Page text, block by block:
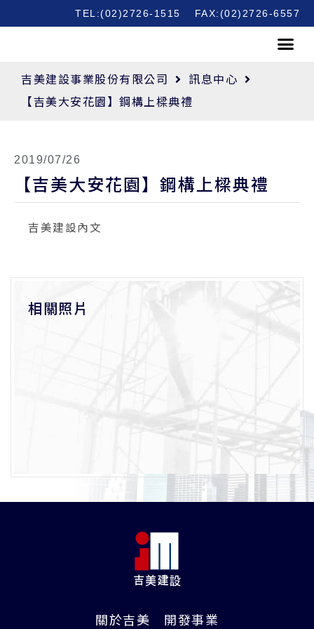
TEL:(02)2726-1515 FAX:(02)2726-6557
吉美建設事業股份有限公司
訊息中心
【吉美大安花園】鋼構上樑典禮
2019/07/26
【吉美大安花園】鋼構上樑典禮
吉美建設內文
相關照片
關於吉美 開發事業